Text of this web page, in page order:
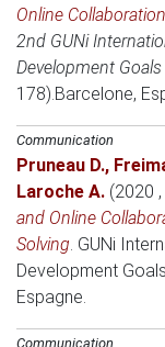
Online
2nd GUNi
Development
178).Barcelone,
Communication
Pruneau D.,
Laroche A. (2020 ,
and Online
Solving. GUNi
Development
Espagne.
Communication